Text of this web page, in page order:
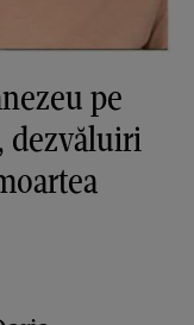
pe
dezvăluiri